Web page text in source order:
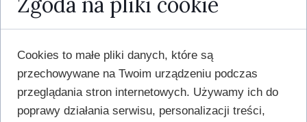
Cookies to małe pliki danych, które są
przechowywane na Twoim urządzeniu podczas
przeglądania stron internetowych. Używamy ich do
poprawy działania serwisu, personalizacji treści,